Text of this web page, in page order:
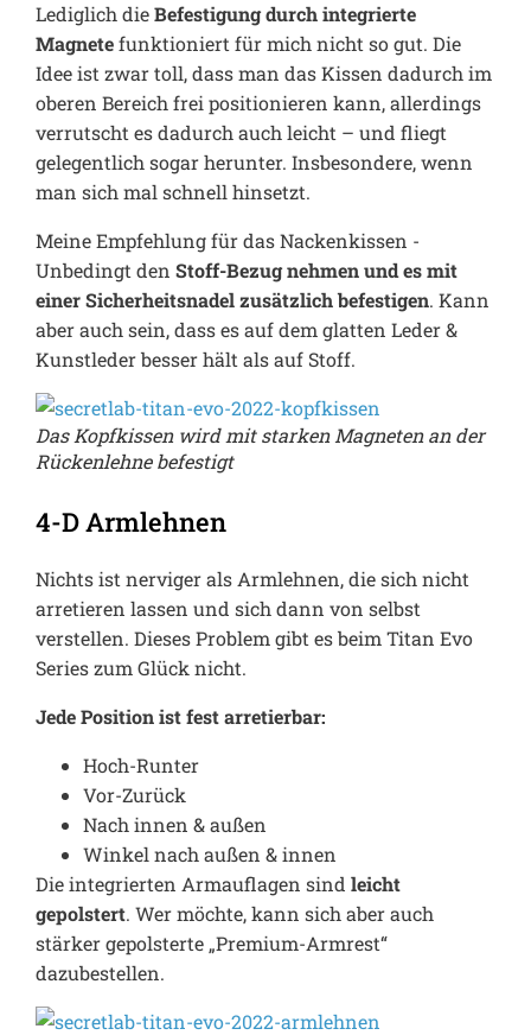
Lediglich dieBefestigung durch integrierte
Magnetefunktioniert für mich nicht so gut. Die
Idee ist zwar toll, dass man das Kissen dadurch im
oberen Bereich frei positionieren kann, allerdings
verrutscht es dadurch auch leicht – und fliegt
gelegentlich sogar herunter. Insbesondere, wenn
man sich mal schnell hinsetzt.
Meine Empfehlung für das Nackenkissen -
Unbedingt den Stoff-Bezug nehmen und es mit
einer Sicherheitsnadel zusätzlich befestigen. Kann
aber auch sein, dass es auf dem glatten Leder &
Kunstleder besser hält als auf Stoff.
Das Kopfkissen wird mit starken Magneten an der
Rückenlehne befestigt
4-D Armlehnen
Nichts ist nerviger als Armlehnen, die sich nicht
arretieren lassen und sich dann von selbst
verstellen. Dieses Problem gibt es beim Titan Evo
Series zum Glück nicht.
Jede Position ist fest arretierbar:
Hoch-Runter
Vor-Zurück
Nach innen & außen
Winkel nach außen & innen
Die integrierten Armauflagen sind leicht
gepolstert. Wer möchte, kann sich aber auch
stärker gepolsterte „Premium-Armrest“
dazubestellen.